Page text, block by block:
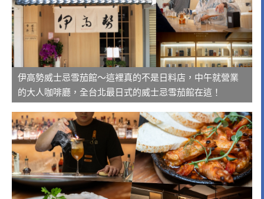
伊高勢威士忌雪茄館～這裡真的不是日料店，中午就營業
的大人咖啡廳，全台北最日式的威士忌雪茄館在這！